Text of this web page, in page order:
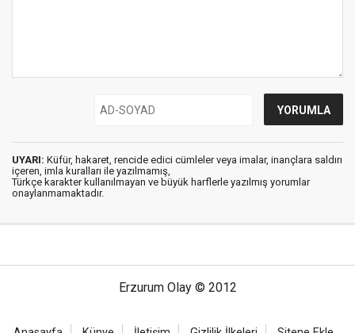
UYARI: Küfür, hakaret, rencide edici cümleler veya imalar, inançlara saldırı
içeren, imla kuralları ile yazılmamış,
Türkçe karakter kullanılmayan ve büyük harflerle yazılmış yorumlar
onaylanmamaktadır.
Erzurum Olay © 2012